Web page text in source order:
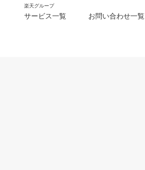
楽天グループ
サービス一覧 お問い合わせ一覧